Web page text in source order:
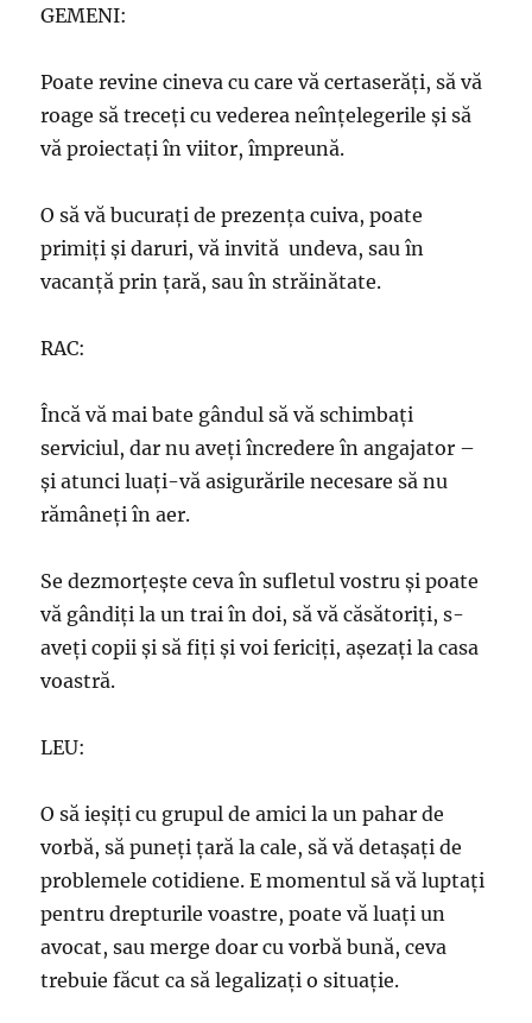
GEMENI:
Poate revine cineva cu care vă certaserăţi, să vă
roage să treceţi cu vederea neînţelegerile şi să
vă proiectaţi în viitor, împreună.
O să vă bucuraţi de prezenţa cuiva, poate
primiţi şi daruri, vă invită undeva, sau în
vacanţă prin ţară, sau în străinătate.
RAC:
Încă vă mai bate gândul să vă schimbaţi
serviciul, dar nu aveţi încredere în angajator –
şi atunci luaţi-vă asigurările necesare să nu
rămâneţi în aer.
Se dezmorţeşte ceva în sufletul vostru şi poate
vă gândiţi la un trai în doi, să vă căsătoriţi, s-
aveţi copii şi să fiţi şi voi fericiţi, aşezaţi la casa
voastră.
LEU:
O să ieşiţi cu grupul de amici la un pahar de
vorbă, să puneţi ţară la cale, să vă detaşaţi de
problemele cotidiene. E momentul să vă luptaţi
pentru drepturile voastre, poate vă luaţi un
avocat, sau merge doar cu vorbă bună, ceva
trebuie făcut ca să legalizaţi o situaţie.